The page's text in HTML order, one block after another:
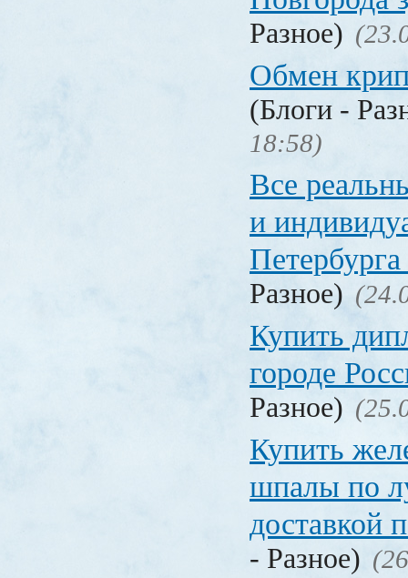
Разное)
Обмен
(Блоги -
18:58)
Все
и
Петербурга
Разное)
Купить
городе
Разное)
Купить
шпалы по
доставкой
- Разное)